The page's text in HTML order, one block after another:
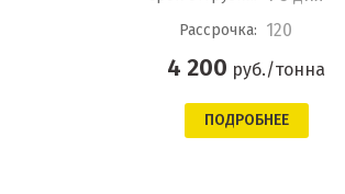
Рассрочка: 120
4 200 руб./тонна
ПОДРОБНЕЕ